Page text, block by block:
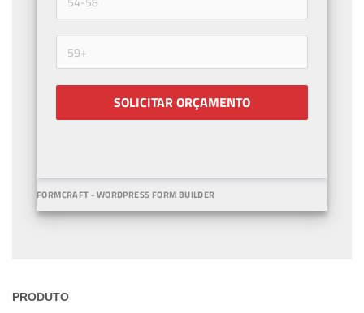
SOLICITAR ORÇAMENTO
FORMCRAFT - WORDPRESS FORM BUILDER
PRODUTO